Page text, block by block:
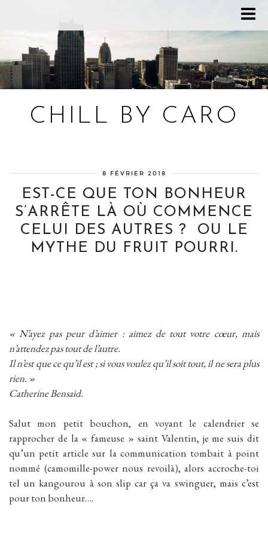
CHILL BY CARO
8 FÉVRIER 2018
EST-CE QUE TON BONHEUR
S’ARRÊTE LÀ OÙ COMMENCE
CELUI DES AUTRES ? OU LE
MYTHE DU FRUIT POURRI.
« N’ayez pas peur d’aimer : aimez de tout votre cœur, mais
n’attendez pas tout de l’autre.
Il n’est que ce qu’il est ; si vous voulez qu’il soit tout, il ne sera plus
rien. »
Catherine Bensaid.
Salut mon petit bouchon, en voyant le calendrier se
rapprocher de la « fameuse » saint Valentin, je me suis dit
qu’un petit article sur la communication tombait à point
nommé (camomille-power nous revoilà), alors accroche-toi
tel un kangourou à son slip car ça va swinguer, mais c’est
pour ton bonheur….